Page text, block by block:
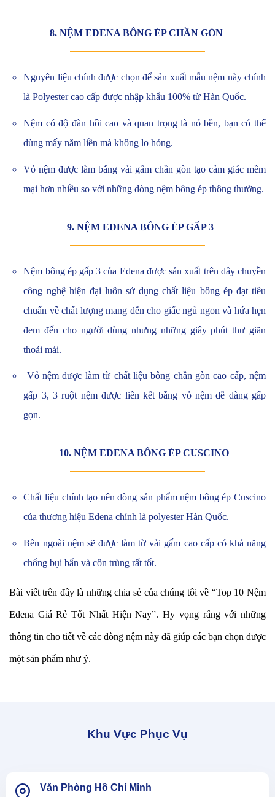
8. NỆM EDENA BÔNG ÉP CHẦN GÒN
Nguyên liệu chính được chọn để sản xuất mẫu nệm này chính
là Polyester cao cấp được nhập khẩu 100% từ Hàn Quốc.
Nệm có độ đàn hồi cao và quan trọng là nó bền, bạn có thể
dùng mấy năm liền mà không lo hỏng.
Vỏ nệm được làm bằng vải gấm chần gòn tạo cảm giác mềm
mại hơn nhiều so với những dòng nệm bông ép thông thường.
9. NỆM EDENA BÔNG ÉP GẤP 3
Nệm bông ép gấp 3 của Edena được sản xuất trên dây chuyền
công nghệ hiện đại luôn sử dụng chất liệu bông ép đạt tiêu
chuẩn về chất lượng mang đến cho giấc ngủ ngon và hứa hẹn
đem đến cho người dùng nhưng những giây phút thư giãn
thoải mái.
Vỏ nệm được làm từ chất liệu bông chần gòn cao cấp, nệm
gấp 3, 3 ruột nệm được liên kết bằng vỏ nệm dễ dàng gấp
gọn.
10. NỆM EDENA BÔNG ÉP CUSCINO
Chất liệu chính tạo nên dòng sản phẩm nệm bông ép Cuscino
của thương hiệu Edena chính là polyester Hàn Quốc.
Bên ngoài nệm sẽ được làm từ vải gấm cao cấp có khả năng
chống bụi bẩn và côn trùng rất tốt.
Bài viết trên đây là những chia sẻ của chúng tôi về “Top 10 Nệm
Edena Giá Rẻ Tốt Nhất Hiện Nay”. Hy vọng rằng với những
thông tin cho tiết về các dòng nệm này đã giúp các bạn chọn được
một sản phẩm như ý.
Khu Vực Phục Vụ
Văn Phòng Hồ Chí Minh